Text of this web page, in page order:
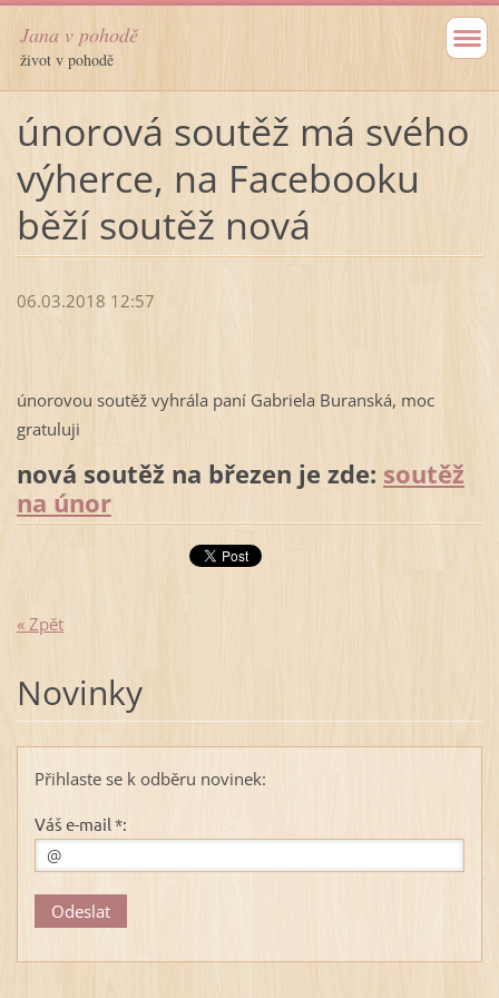
Jana v pohodě
život v pohodě
únorová soutěž má svého
výherce, na Facebooku
běží soutěž nová
06.03.2018 12:57
únorovou soutěž vyhrála paní Gabriela Buranská, moc
gratuluji
nová soutěž na březen je zde: soutěž
na únor
« Zpět
Novinky
Přihlaste se k odběru novinek:
Váš e-mail *: